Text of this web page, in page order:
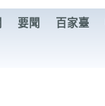
要聞 百家臺